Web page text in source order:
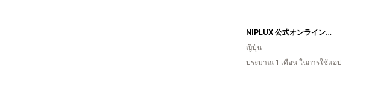
NIPLUX 公式オンラインストア
ญี่ปุ่น
ประมาณ 1 เดือน ในการใช้แอป